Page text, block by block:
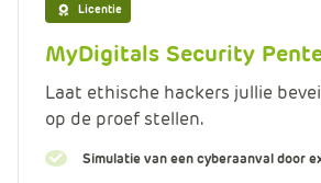
Licentie
MyDigitals Security
Laat ethische hackers jullie
op de proef stellen.
Simulatie van een cyberaanval door